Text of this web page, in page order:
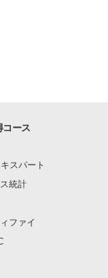
コース
スパート
統計
ファイ